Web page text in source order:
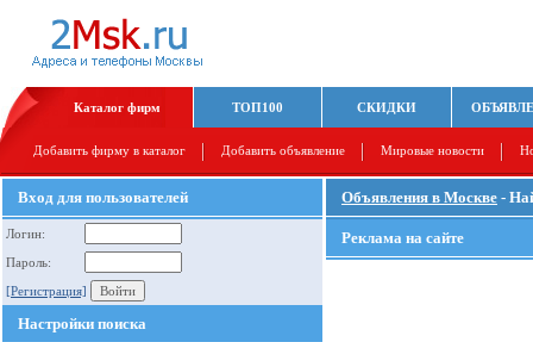
Каталог фирм ТОП100 СКИДКИ
Добавить фирму в каталог Добавить объявление Мировые новости
Вход для пользователей
Логин:
Пароль:
[Регистрация]
Настройки поиска
Объявления в Москве -
Реклама на сайте